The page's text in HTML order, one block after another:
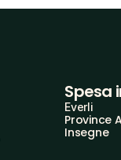
Spesa
Everli
Province
Insegne